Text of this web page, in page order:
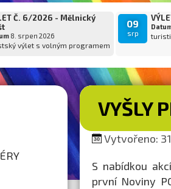
Č. 6/2026 - Mělnický
8. srpen 2026
výlet s volným programem
09
srp
VYŠLY
Vytvořeno:
S nabídkou
první Noviny